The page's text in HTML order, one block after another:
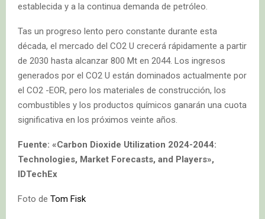
establecida y a la continua demanda de petróleo.
Tas un progreso lento pero constante durante esta
década, el mercado del CO2 U crecerá rápidamente a partir
de 2030 hasta alcanzar 800 Mt en 2044. Los ingresos
generados por el CO2 U están dominados actualmente por
el CO2 -EOR, pero los materiales de construcción, los
combustibles y los productos químicos ganarán una cuota
significativa en los próximos veinte años.
Fuente: «Carbon Dioxide Utilization 2024-2044:
Technologies, Market Forecasts, and Players»,
IDTechEx
Foto de Tom Fisk